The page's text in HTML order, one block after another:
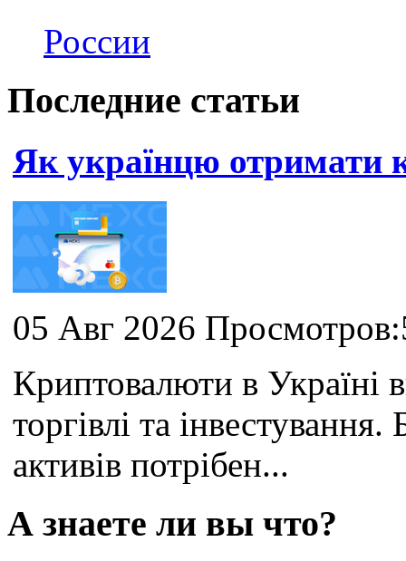
России
Последние статьи
Як українцю отримати
05 Авг 2026
Криптовалюти в Україні
торгівлі та
активів потрібен...
А знаете ли вы что?